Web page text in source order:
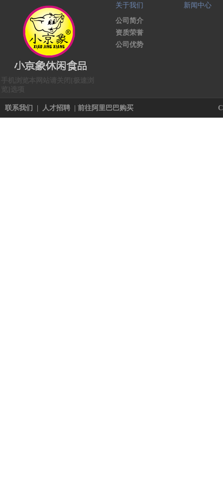
关于我们
公司简介
资质荣誉
公司优势
新闻中心
联系我们 人才招聘 前往阿里巴巴购买